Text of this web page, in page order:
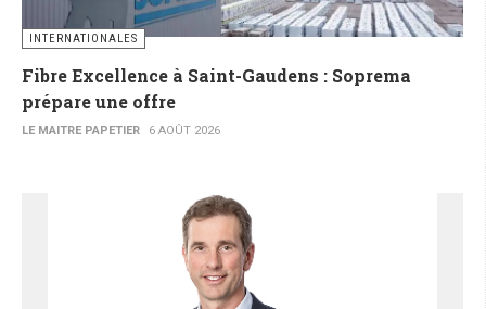
INTERNATIONALES
Fibre Excellence à Saint-Gaudens : Soprema
prépare une offre
LE MAITRE PAPETIER 6 AOÛT 2026